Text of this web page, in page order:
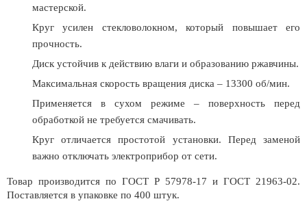
мастерской.
Круг усилен стекловолокном, который повышает его
прочность.
Диск устойчив к действию влаги и образованию ржавчины.
Максимальная скорость вращения диска – 13300 об/мин.
Применяется в сухом режиме – поверхность перед
обработкой не требуется смачивать.
Круг отличается простотой установки. Перед заменой
важно отключать электроприбор от сети.
Товар производится по ГОСТ Р 57978-17 и ГОСТ 21963-02.
Поставляется в упаковке по 400 штук.